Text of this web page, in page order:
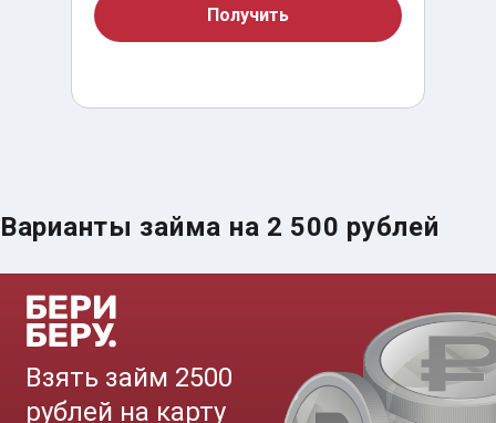
Получить
Срочный займ за 15 минут
Сумма
Срок
до 30 дня
Получить
Варианты займа на 2 500 рублей